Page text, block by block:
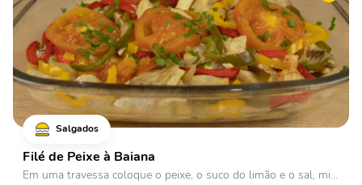
Salgados
Filé de Peixe à Baiana
Em uma travessa coloque o peixe, o suco do limão e o sal, mi...